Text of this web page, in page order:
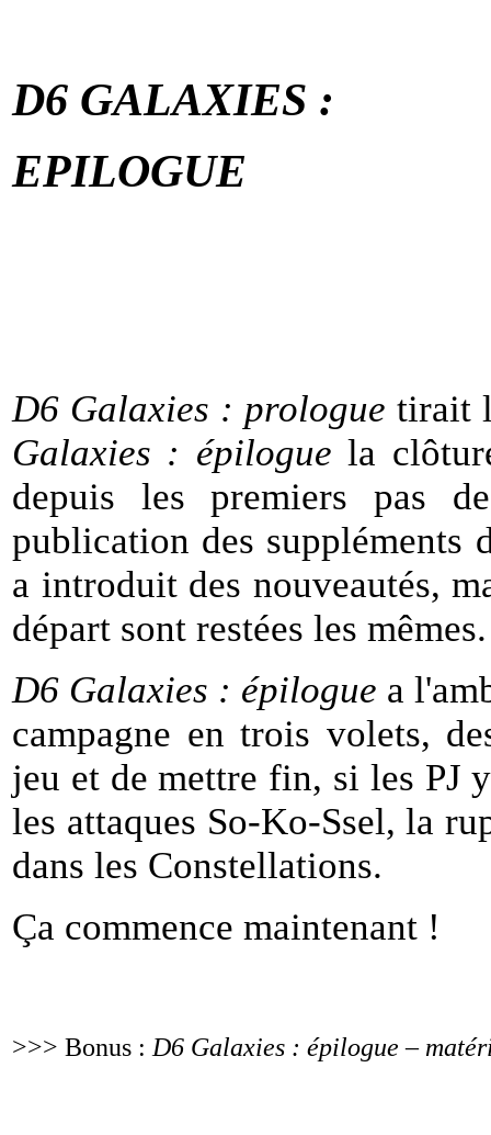
D6 GALAXIES :
EPILOGUE
D6 Galaxies : prologue tirait
Galaxies : épilogue la
depuis
les premiers pas
publication des suppléments
a introduit des nouveautés,
départ sont restées les mêmes.
D6 Galaxies : épilogue a
campagne en trois volets,
jeu et de mettre fin, si les PJ y
les attaques So-Ko-Ssel, la
dans les Constellations.
Ça commence maintenant !
>>> Bonus : D6 Galaxies : épilogue –